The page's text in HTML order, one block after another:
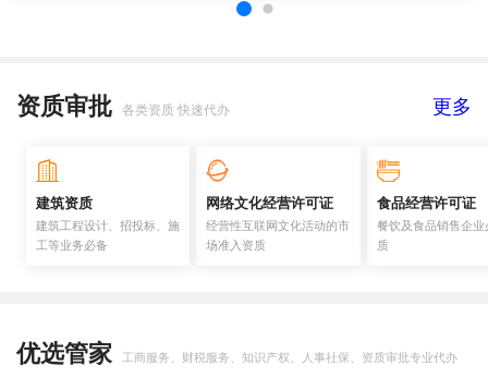
资质审批 各类资质 快速代办 更多
建筑资质
建筑工程设计、招投标、施
工等业务必备
网络文化经营许可证
经营性互联网文化活动的市
场准入资质
食品经营许可证
餐饮及食品销售企业
质
优选管家 工商服务、财税服务、知识产权、人事社保、资质审批专业代办